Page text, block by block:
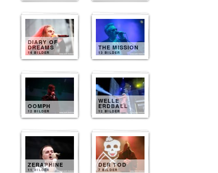
DIARY OF
DREAMS
14 BILDER
THE MISSION
13 BILDER
OOMPH
12 BILDER
WELLE
ERDBALL
12 BILDER
ZERAPHINE
11 BILDER
DER TOD
7 BILDER